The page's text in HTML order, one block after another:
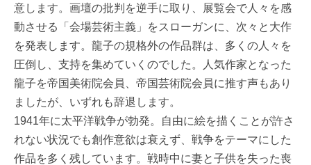
意します。画壇の批判を逆手に取り、展覧会で人々を感
動させる「会場芸術主義」をスローガンに、次々と大作
を発表します。龍子の規格外の作品群は、多くの人々を
圧倒し、支持を集めていくのでした。人気作家となった
龍子を帝国美術院会員、帝国芸術院会員に推す声もあり
ましたが、いずれも辞退します。
1941年に太平洋戦争が勃発。自由に絵を描くことが許さ
れない状況でも創作意欲は衰えず、戦争をテーマにした
作品を多く残しています。戦時中に妻と子供を失った喪